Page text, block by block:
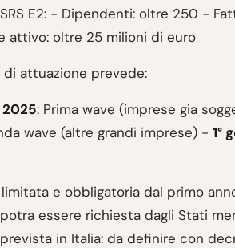
E2: - Dipendenti: oltre 250 -
attivo: oltre 25 milioni di euro
di attuazione prevede:
2025: Prima wave (imprese gia
wave (altre grandi imprese) - 1°
e obbligatoria dal primo
essere richiesta dagli Stati
in Italia: da definire con